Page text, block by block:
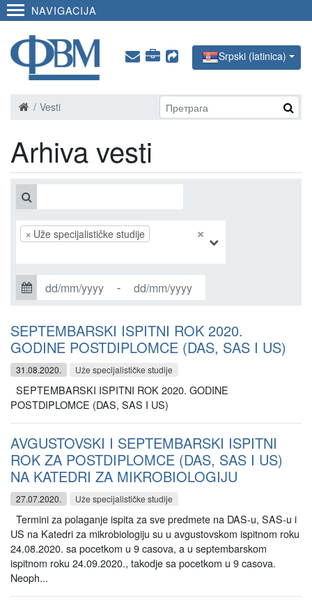
NAVIGACIJA
Srpski (latinica)
Vesti
Arhiva vesti
×
× Uže specijalističke studije
-
SEPTEMBARSKI ISPITNI ROK 2020.
GODINE POSTDIPLOMCE (DAS, SAS I US)
31.08.2020. Uže specijalističke studije
SEPTEMBARSKI ISPITNI ROK 2020. GODINE
POSTDIPLOMCE (DAS, SAS I US)
AVGUSTOVSKI I SEPTEMBARSKI ISPITNI
ROK ZA POSTDIPLOMCE (DAS, SAS I US)
NA KATEDRI ZA MIKROBIOLOGIJU
27.07.2020. Uže specijalističke studije
Termini za polaganje ispita za sve predmete na DAS-u, SAS-u i
US na Katedri za mikrobiologiju su u avgustovskom ispitnom roku
24.08.2020. sa pocetkom u 9 casova, a u septembarskom
ispitnom roku 24.09.2020., takodje sa pocetkom u 9 casova.
Neoph...